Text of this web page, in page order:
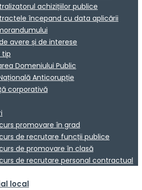
achizițiilor publice
începand cu data aplicării
avere și de interese
tip
Domeniului Public
Anticorupție
corporativă
promovare în grad
de recrutare funcții publice
de promovare în clasă
de recrutare personal contractual
local